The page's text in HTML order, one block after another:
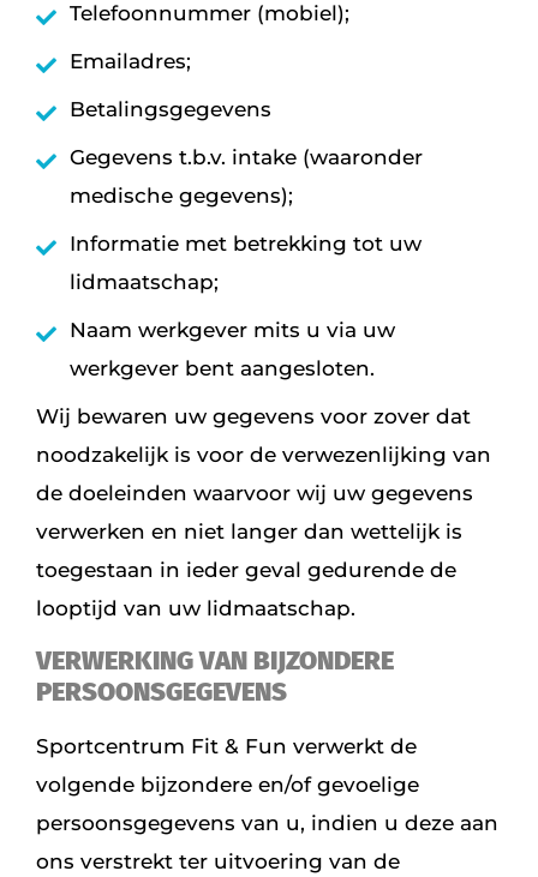
Telefoonnummer (mobiel);
Emailadres;
Betalingsgegevens
Gegevens t.b.v. intake (waaronder
medische gegevens);
Informatie met betrekking tot uw
lidmaatschap;
Naam werkgever mits u via uw
werkgever bent aangesloten.
Wij bewaren uw gegevens voor zover dat
noodzakelijk is voor de verwezenlijking van
de doeleinden waarvoor wij uw gegevens
verwerken en niet langer dan wettelijk is
toegestaan in ieder geval gedurende de
looptijd van uw lidmaatschap.
VERWERKING VAN BIJZONDERE
PERSOONSGEGEVENS
Sportcentrum Fit & Fun verwerkt de
volgende bijzondere en/of gevoelige
persoonsgegevens van u, indien u deze aan
ons verstrekt ter uitvoering van de